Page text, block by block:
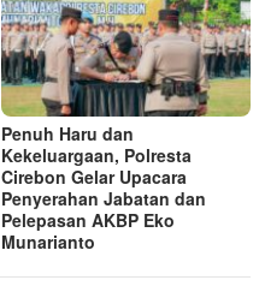
Penuh Haru dan
Kekeluargaan, Polresta
Cirebon Gelar Upacara
Penyerahan Jabatan dan
Pelepasan AKBP Eko
Munarianto